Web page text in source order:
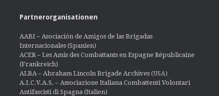
Partnerorganisationen
AABI – Asociación de Amigos de las Brigadas
Internacionales (Spanien)
ACER – Les Amis des Combattants en Espagne Républicaine
(Frankreich)
ALBA – Abraham Lincoln Brigade Archives (USA)
A.I.C.V.A.S. – Associazione Italiana Combattenti Volontari
Antifascisti di Spagna (Italien)